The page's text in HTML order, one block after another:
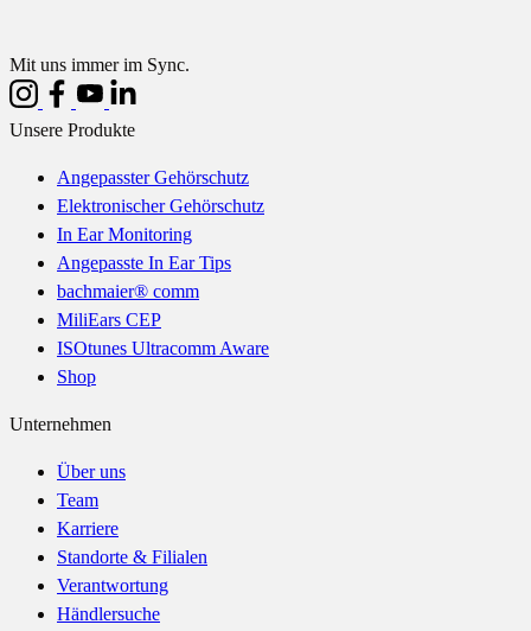
Mit uns immer im Sync.
Unsere Produkte
Angepasster Gehörschutz
Elektronischer Gehörschutz
In Ear Monitoring
Angepasste In Ear Tips
bachmaier® comm
MiliEars CEP
ISOtunes Ultracomm Aware
Shop
Unternehmen
Über uns
Team
Karriere
Standorte & Filialen
Verantwortung
Händlersuche